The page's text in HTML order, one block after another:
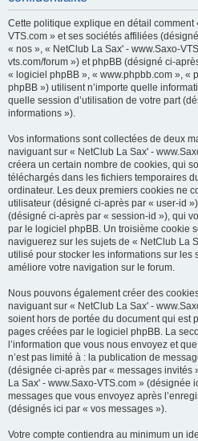
Cette politique explique en détail comment
VTS.com » et ses sociétés affiliées
« nos », « NetClub La Sax' - www.Saxo-
vts.com/forum ») et phpBB (désigné ci-
« logiciel phpBB », « www.phpbb.com », «
phpBB ») utilisent n’importe quelle
quelle session d’utilisation de votre part
informations »).
Vos informations sont collectées de deux
naviguant sur « NetClub La Sax' -
créera un certain nombre de cookies, qui
téléchargés dans les fichiers temporaires
ordinateur. Les deux premiers cookies ne
utilisateur (désigné ci-après par « user-id
(désigné ci-après par « session-id »), qui
par le logiciel phpBB. Un troisième cookie
naviguerez sur les sujets de « NetClub La
utilisé pour stocker les informations sur les
améliore votre navigation sur le forum.
Nous pouvons également créer des
naviguant sur « NetClub La Sax' -
soient hors de portée du document qui est
pages créées par le logiciel phpBB. La
l’information que vous nous envoyez et
n’est pas limité à : la publication de
(désignée ci-après par « messages invités
La Sax' - www.Saxo-VTS.com » (désignée
messages que vous envoyez après
(désignés ici par « vos messages »).
Votre compte contiendra au minimum un